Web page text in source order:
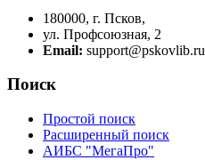
180000, г. Псков,
ул. Профсоюзная, 2
Email: support@pskovlib.ru
Поиск
Простой поиск
Расширенный поиск
АИБС "МегаПро"